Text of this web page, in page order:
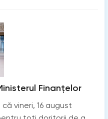
Finanțelor
vineri, 16 august